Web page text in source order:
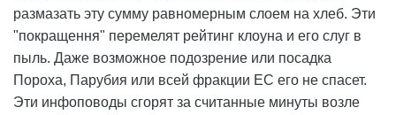
размазать эту сумму равномерным слоем на хлеб. Эти
"покращення" перемелят рейтинг клоуна и его слуг в
пыль. Даже возможное подозрение или посадка
Пороха, Парубия или всей фракции ЕС его не спасет.
Эти инфоповоды сгорят за считанные минуты возле